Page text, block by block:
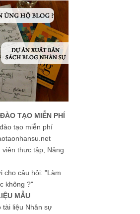
TẠO MIỄN PHÍ
tạo miễn phí
thực tập, Nâng
cho câu hỏi: "Làm
không ?"
MẪU
tài liệu Nhân sự